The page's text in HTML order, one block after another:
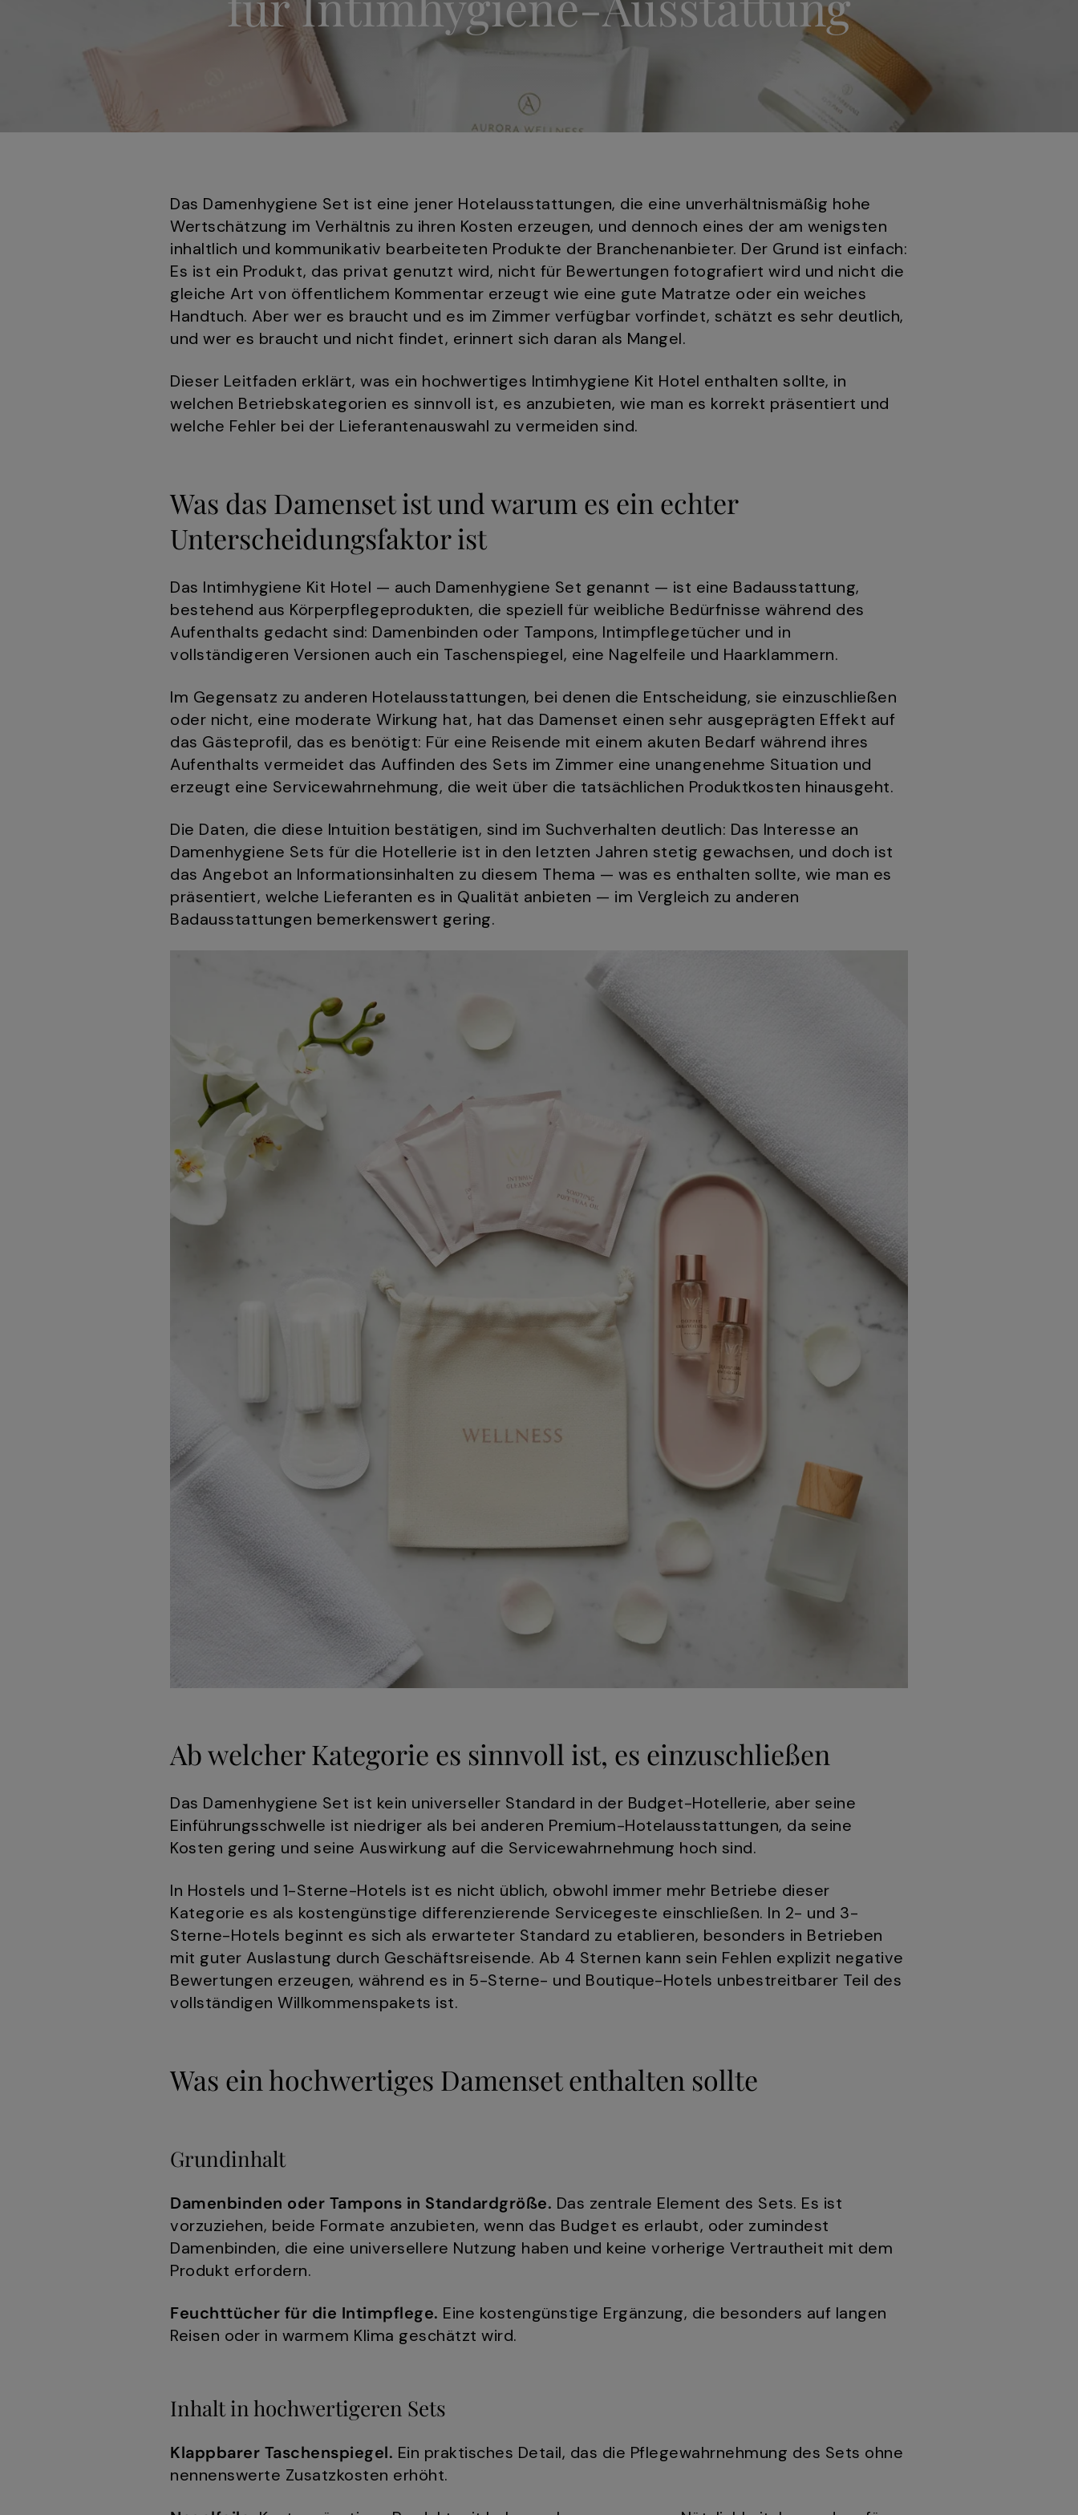
Das Damenhygiene Set ist eine jener Hotelausstattungen, die eine unverhältnismäßig hohe
Wertschätzung im Verhältnis zu ihren Kosten erzeugen, und dennoch eines der am wenigsten
inhaltlich und kommunikativ bearbeiteten Produkte der Branchenanbieter. Der Grund ist einfach:
Es ist ein Produkt, das privat genutzt wird, nicht für Bewertungen fotografiert wird und nicht die
gleiche Art von öffentlichem Kommentar erzeugt wie eine gute Matratze oder ein weiches
Handtuch. Aber wer es braucht und es im Zimmer verfügbar vorfindet, schätzt es sehr deutlich,
und wer es braucht und nicht findet, erinnert sich daran als Mangel.
Dieser Leitfaden erklärt, was ein hochwertiges Intimhygiene Kit Hotel enthalten sollte, in
welchen Betriebskategorien es sinnvoll ist, es anzubieten, wie man es korrekt präsentiert und
welche Fehler bei der Lieferantenauswahl zu vermeiden sind.
Was das Damenset ist und warum es ein echter
Unterscheidungsfaktor ist
Das Intimhygiene Kit Hotel — auch Damenhygiene Set genannt — ist eine Badausstattung,
bestehend aus Körperpflegeprodukten, die speziell für weibliche Bedürfnisse während des
Aufenthalts gedacht sind: Damenbinden oder Tampons, Intimpflegetücher und in
vollständigeren Versionen auch ein Taschenspiegel, eine Nagelfeile und Haarklammern.
Im Gegensatz zu anderen Hotelausstattungen, bei denen die Entscheidung, sie einzuschließen
oder nicht, eine moderate Wirkung hat, hat das Damenset einen sehr ausgeprägten Effekt auf
das Gästeprofil, das es benötigt: Für eine Reisende mit einem akuten Bedarf während ihres
Aufenthalts vermeidet das Auffinden des Sets im Zimmer eine unangenehme Situation und
erzeugt eine Servicewahrnehmung, die weit über die tatsächlichen Produktkosten hinausgeht.
Die Daten, die diese Intuition bestätigen, sind im Suchverhalten deutlich: Das Interesse an
Damenhygiene Sets für die Hotellerie ist in den letzten Jahren stetig gewachsen, und doch ist
das Angebot an Informationsinhalten zu diesem Thema — was es enthalten sollte, wie man es
präsentiert, welche Lieferanten es in Qualität anbieten — im Vergleich zu anderen
Badausstattungen bemerkenswert gering.
Ab welcher Kategorie es sinnvoll ist, es einzuschließen
Das Damenhygiene Set ist kein universeller Standard in der Budget-Hotellerie, aber seine
Einführungsschwelle ist niedriger als bei anderen Premium-Hotelausstattungen, da seine
Kosten gering und seine Auswirkung auf die Servicewahrnehmung hoch sind.
In Hostels und 1-Sterne-Hotels ist es nicht üblich, obwohl immer mehr Betriebe dieser
Kategorie es als kostengünstige differenzierende Servicegeste einschließen. In 2- und 3-
Sterne-Hotels beginnt es sich als erwarteter Standard zu etablieren, besonders in Betrieben
mit guter Auslastung durch Geschäftsreisende. Ab 4 Sternen kann sein Fehlen explizit negative
Bewertungen erzeugen, während es in 5-Sterne- und Boutique-Hotels unbestreitbarer Teil des
vollständigen Willkommenspakets ist.
Was ein hochwertiges Damenset enthalten sollte
Grundinhalt
Damenbinden oder Tampons in Standardgröße. Das zentrale Element des Sets. Es ist
vorzuziehen, beide Formate anzubieten, wenn das Budget es erlaubt, oder zumindest
Damenbinden, die eine universellere Nutzung haben und keine vorherige Vertrautheit mit dem
Produkt erfordern.
Feuchttücher für die Intimpflege. Eine kostengünstige Ergänzung, die besonders auf langen
Reisen oder in warmem Klima geschätzt wird.
Inhalt in hochwertigeren Sets
Klappbarer Taschenspiegel. Ein praktisches Detail, das die Pflegewahrnehmung des Sets ohne
nennenswerte Zusatzkosten erhöht.